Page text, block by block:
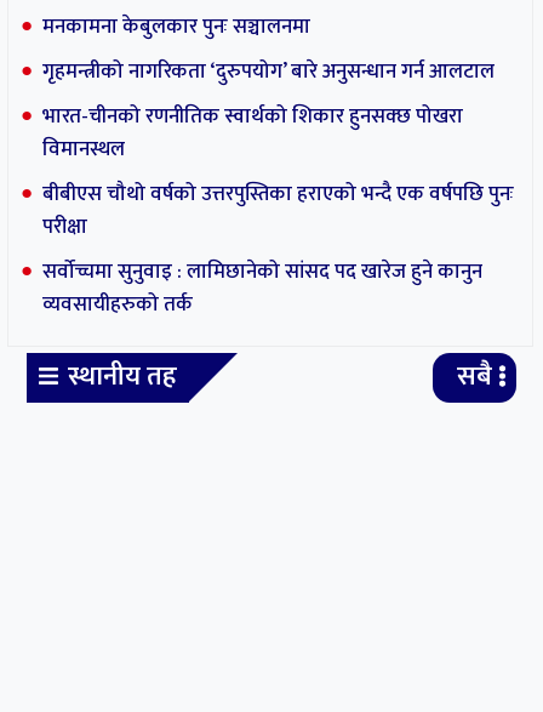
मनकामना केबुलकार पुनः सञ्चालनमा
गृहमन्त्रीको नागरिकता ‘दुरुपयोग’ बारे अनुसन्धान गर्न आलटाल
भारत-चीनको रणनीतिक स्वार्थको शिकार हुनसक्छ पोखरा
विमानस्थल
बीबीएस चौथो वर्षको उत्तरपुस्तिका हराएको भन्दै एक वर्षपछि पुनः
परीक्षा
सर्वोच्चमा सुनुवाइ : लामिछानेको सांसद पद खारेज हुने कानुन
व्यवसायीहरुको तर्क
स्थानीय तह सबै